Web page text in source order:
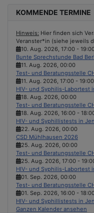
KOMMENDE TERMINE
Hinweis: Hier finden sich
Veranster*in (siehe jeweils
10. Aug. 2026, 17:00 -
Bunte Sprechstunde Bad
11. Aug. 2026, 00:00
Test- und Beratungsstelle
11. Aug. 2026, 17:00 - 19:00
HIV- und Syphilis-Labortest
18. Aug. 2026, 00:00
Test- und Beratungsstelle
18. Aug. 2026, 16:00 -
HIV- und Syphillistests in
22. Aug. 2026, 00:00
CSD Mühlhausen 2026
25. Aug. 2026, 00:00
Test- und Beratungsstelle
25. Aug. 2026, 17:00 -
HIV- und Syphilis-Labortest
01. Sep. 2026, 00:00
Test- und Beratungsstelle
01. Sep. 2026, 16:00 -
HIV- und Syphillistests in
Ganzen Kalender ansehen